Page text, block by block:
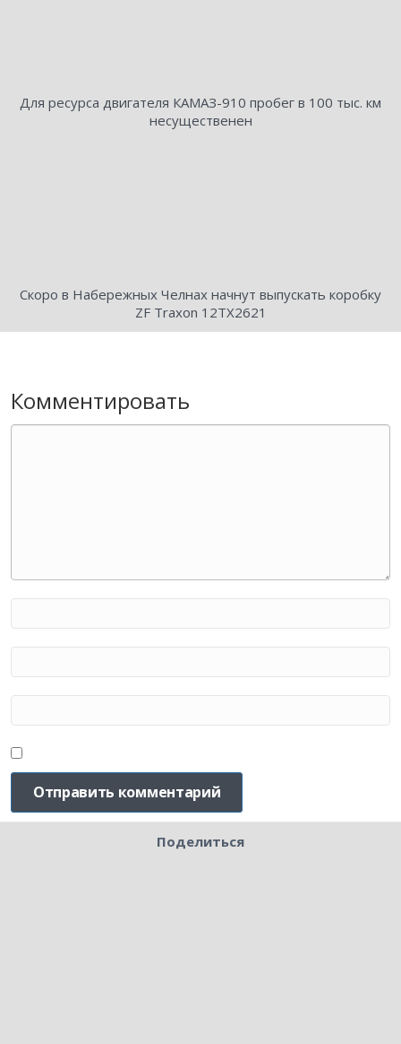
Для ресурса двигателя КАМАЗ-910 пробег в 100 тыс. км
несущественен
Скоро в Набережных Челнах начнут выпускать коробку
ZF Traxon 12TX2621
Комментировать
Поделиться